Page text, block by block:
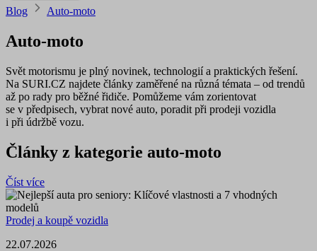
Blog
Auto-moto
Auto-moto
Svět motorismu je plný novinek, technologií a praktických řešení.
Na SURI.CZ najdete články zaměřené na různá témata – od trendů
až po rady pro běžné řidiče. Pomůžeme vám zorientovat
se v předpisech, vybrat nové auto, poradit při prodeji vozidla
i při údržbě vozu.
Články z kategorie auto-moto
Číst více
Prodej a koupě vozidla
22.07.2026